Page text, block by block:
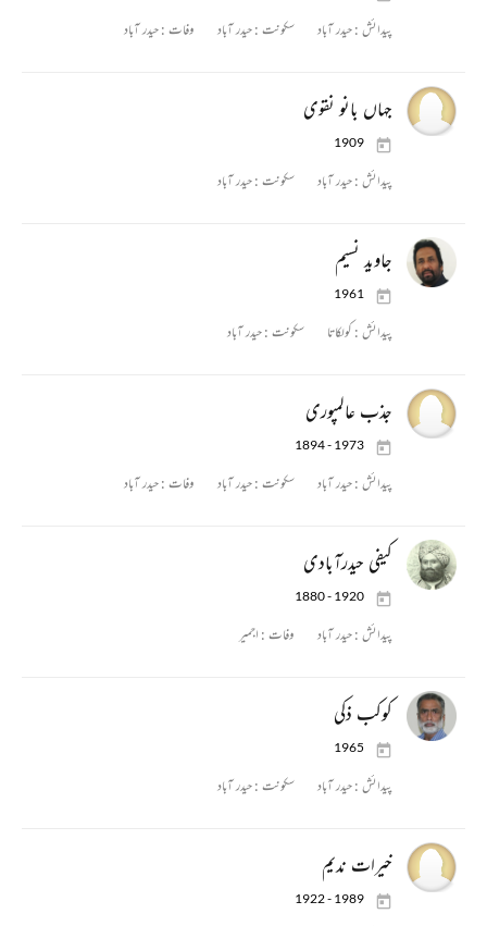
پیدائش :حیدر آباد سکونت :حیدر آباد وفات :حیدر آباد
جہاں بانو نقوی
1909
پیدائش :حیدر آباد سکونت :حیدر آباد
جاوید نسیم
1961
پیدائش : کولکاتا سکونت :حیدر آباد
جذب عالمپوری
1894 - 1973
پیدائش :حیدر آباد سکونت :حیدر آباد وفات :حیدر آباد
کیفی حیدرآبادی
1880 - 1920
پیدائش :حیدر آباد وفات : اجمیر
کوکب ذکی
1965
پیدائش :حیدر آباد سکونت :حیدر آباد
خیرات ندیم
1922 - 1989